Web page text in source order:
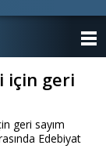
için geri
geri sayım
Edebiyat